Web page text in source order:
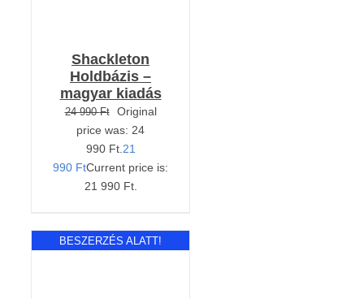
Shackleton
Holdbázis –
magyar kiadás
24 990Ft
Original
price was: 24
990 Ft. 21
990 FtCurrent price is:
21 990 Ft.
BESZERZÉS ALATT!